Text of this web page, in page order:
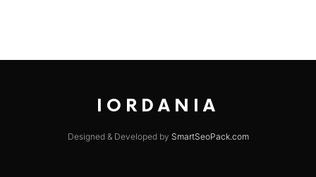
IORDANIA
Designed & Developed by SmartSeoPack.com